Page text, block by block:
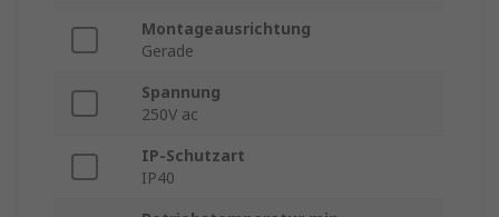
Montageausrichtung
Gerade
Spannung
250V ac
IP-Schutzart
IP40